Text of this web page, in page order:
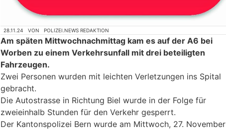
28.11.24 VON POLIZEI.NEWS REDAKTION
Am späten Mittwochnachmittag kam es auf der A6 bei
Worben zu einem Verkehrsunfall mit drei beteiligten
Fahrzeugen.
Zwei Personen wurden mit leichten Verletzungen ins Spital
gebracht.
Die Autostrasse in Richtung Biel wurde in der Folge für
zweieinhalb Stunden für den Verkehr gesperrt.
Der Kantonspolizei Bern wurde am Mittwoch, 27. November